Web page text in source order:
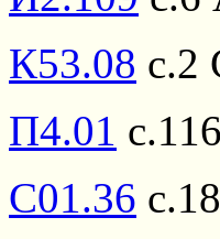
К53.08 с.2
П4.01
С01.36